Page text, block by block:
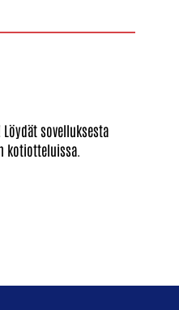
sovelluksesta
kotiotteluissa.